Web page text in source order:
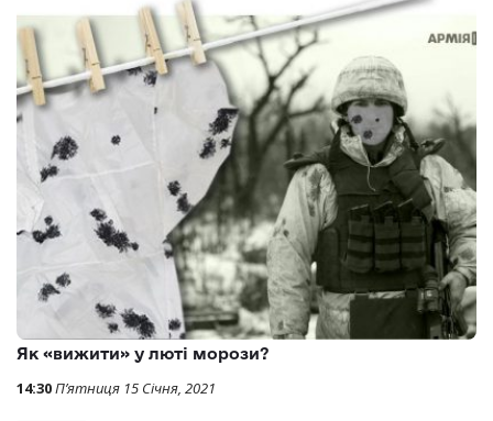
Як «вижити» у люті морози?
14:30П’ятниця 15 Січня, 2021